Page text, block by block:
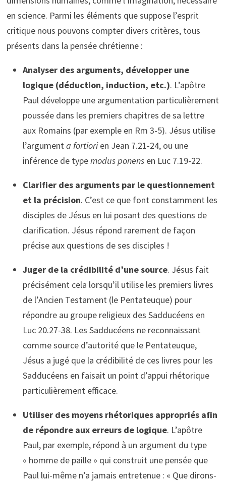
en science. Parmi les éléments que suppose l’esprit
critique nous pouvons compter divers critères, tous
présents dans la pensée chrétienne :
Analyser des arguments, développer une
logique (déduction, induction, etc.). L’apôtre
Paul développe une argumentation particulièrement
poussée dans les premiers chapitres de sa lettre
aux Romains (par exemple en Rm 3-5). Jésus utilise
l’argumenta fortiorien Jean 7.21-24, ou une
inférence de typemodus ponens en Luc 7.19-22.
Clarifier des arguments par le questionnement
et la précision. C’est ce que font constamment les
disciples de Jésus en lui posant des questions de
clarification. Jésus répond rarement de façon
précise aux questions de ses disciples !
Juger de la crédibilité d’une source. Jésus fait
précisément cela lorsqu’il utilise les premiers livres
de l’Ancien Testament (le Pentateuque) pour
répondre au groupe religieux des Sadducéens en
Luc 20.27-38. Les Sadducéens ne reconnaissant
comme source d’autorité que le Pentateuque,
Jésus a jugé que la crédibilité de ces livres pour les
Sadducéens en faisait un point d’appui rhétorique
particulièrement efficace.
Utiliser des moyens rhétoriques appropriés afin
de répondre aux erreurs de logique. L’apôtre
Paul, par exemple, répond à un argument du type
« homme de paille » qui construit une pensée que
Paul lui-même n’a jamais entretenue : « Que dirons-